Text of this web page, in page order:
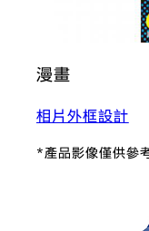
漫畫
相片外框設計
*產品影像僅供參